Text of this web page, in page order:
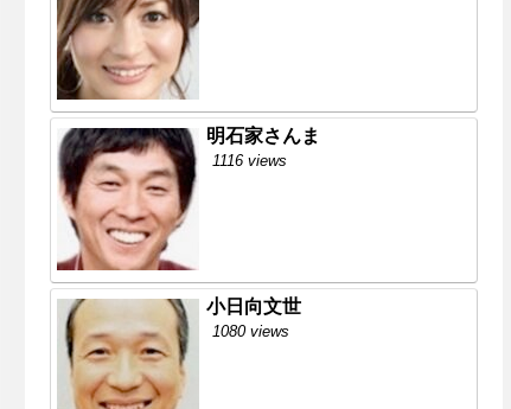
明石家さんま
1116 views
小日向文世
1080 views